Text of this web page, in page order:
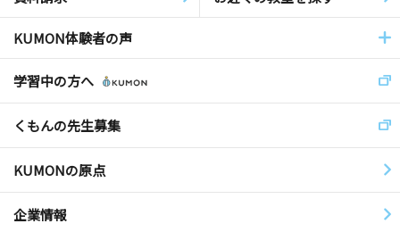
KUMON体験者の声
学習中の方へ
くもんの先生募集
KUMONの原点
企業情報